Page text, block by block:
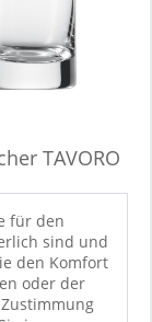
TAVORO
verfügbar
€
für den
sind und
den Komfort
oder der